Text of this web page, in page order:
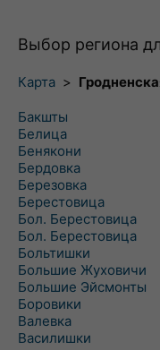
Выбор региона
Карта >
Бакшты
Белица
Бенякони
Бердовка
Березовка
Берестовица
Бол. Берестовица
Бол. Берестовица
Больтишки
Большие Жуховичи
Большие Эйсмонты
Боровики
Валевка
Василишки